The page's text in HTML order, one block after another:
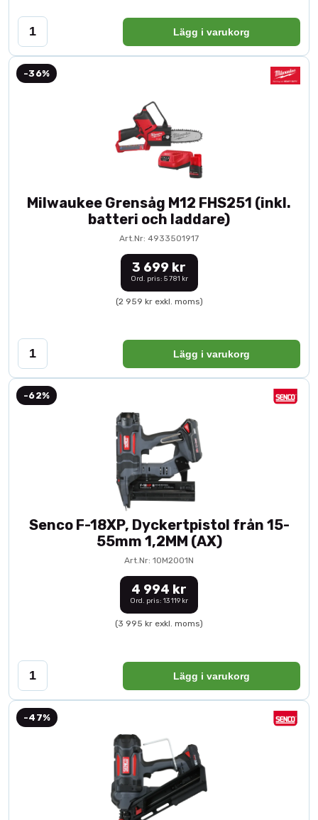
Lägg i varukorg
-36%
Milwaukee Grensåg M12 FHS251 (inkl.
batteri och laddare)
Art.Nr: 4933501917
3 699 kr
Ord. pris: 5 781 kr
(2 959 kr exkl. moms)
Lägg i varukorg
-62%
Senco F-18XP, Dyckertpistol från 15-
55mm 1,2MM (AX)
Art.Nr: 10M2001N
4 994 kr
Ord. pris: 13 119 kr
(3 995 kr exkl. moms)
Lägg i varukorg
-47%